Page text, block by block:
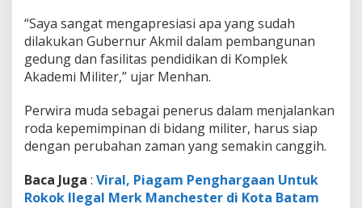
“Saya sangat mengapresiasi apa yang sudah
dilakukan Gubernur Akmil dalam pembangunan
gedung dan fasilitas pendidikan di Komplek
Akademi Militer,” ujar Menhan.
Perwira muda sebagai penerus dalam menjalankan
roda kepemimpinan di bidang militer, harus siap
dengan perubahan zaman yang semakin canggih.
Baca Juga : Viral, Piagam Penghargaan Untuk
Rokok Ilegal Merk Manchester di Kota Batam